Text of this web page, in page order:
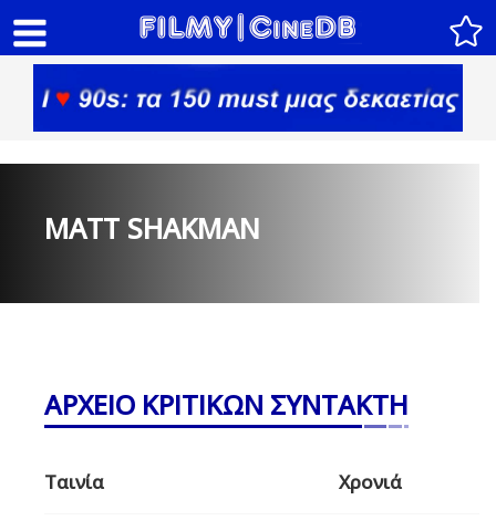
MATT SHAKMAN
ΑΡΧΕΙΟ ΚΡΙΤΙΚΩΝ ΣΥΝΤΑΚΤΗ
Ταινία Χρονιά